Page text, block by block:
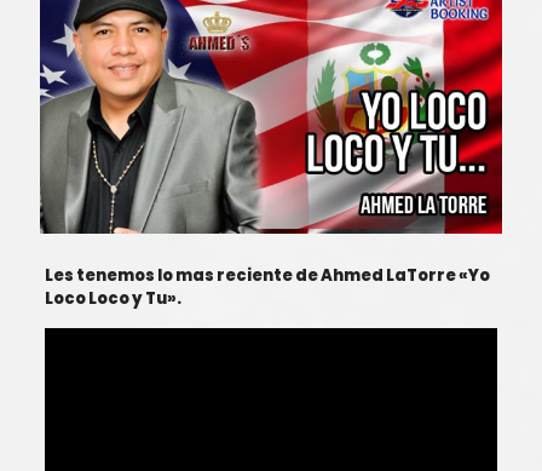
Les tenemos lo mas reciente de Ahmed LaTorre «Yo
Loco Loco y Tu».